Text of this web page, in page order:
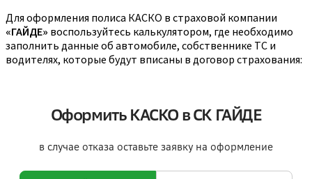
Для оформления полиса КАСКО в страховой компании
«ГАЙДЕ» воспользуйтесь калькулятором, где необходимо
заполнить данные об автомобиле, собственнике ТС и
водителях, которые будут вписаны в договор страхования: